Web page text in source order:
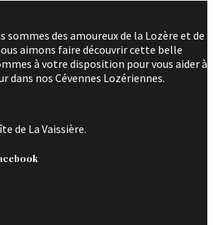
sommes des amoureux de la Lozère et de
aimons faire découvrir cette belle
à votre disposition pour vous aider à
dans nos Cévennes Lozériennes.
de La Vaissière.